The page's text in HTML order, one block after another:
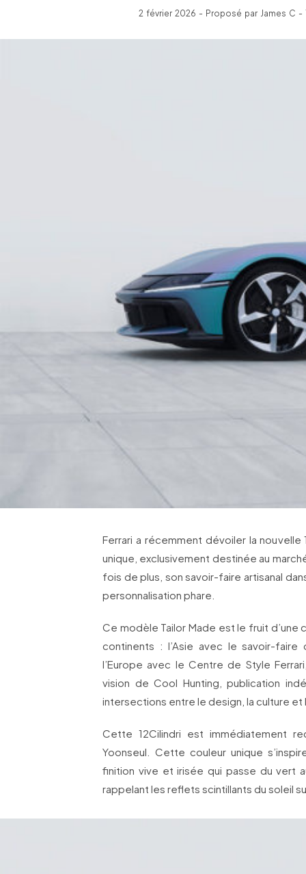
2 février 2026 - Proposé par James C
Ferrari a récemment dévoiler la nouvelle
unique, exclusivement destinée au
fois de plus, son savoir-faire artisanal
personnalisation phare.
Ce modèle Tailor Made est le fruit d’une
continents : l’Asie avec le savoir-
l’Europe avec le Centre de Style
vision de Cool Hunting, publication
intersections entre le design, la culture
Cette 12Cilindri est immédiatement
Yoonseul. Cette couleur unique
finition vive et irisée qui passe du vert
rappelant les reflets scintillants du soleil